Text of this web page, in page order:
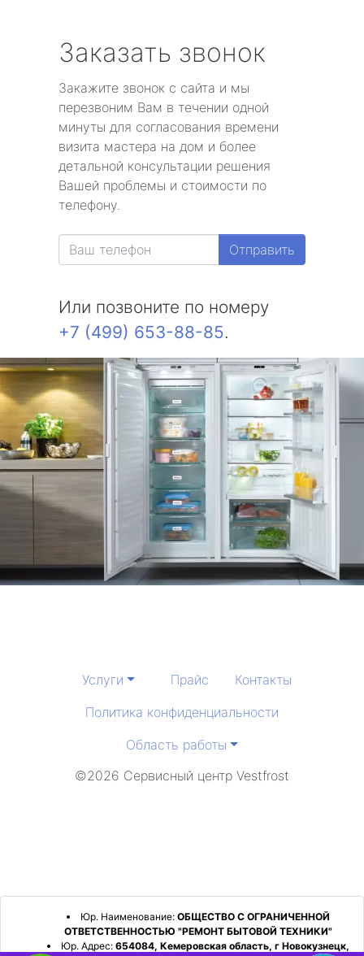
Заказать звонок
Закажите звонок с сайта и мы
перезвоним Вам в течении одной
минуты для согласования времени
визита мастера на дом и более
детальной консультации решения
Вашей проблемы и стоимости по
телефону.
Отправить
Или позвоните по номеру
+7 (499) 653-88-85.
Услуги Прайс
Контакты
Политика конфиденциальности
Область работы
©2026 Сервисный центр Vestfrost
Юр. Наименование: ОБЩЕСТВО С ОГРАНИЧЕННОЙ
ОТВЕТСТВЕННОСТЬЮ "РЕМОНТ БЫТОВОЙ ТЕХНИКИ"
Юр. Адрес: 654084, Кемеровская область, г Новокузнецк,